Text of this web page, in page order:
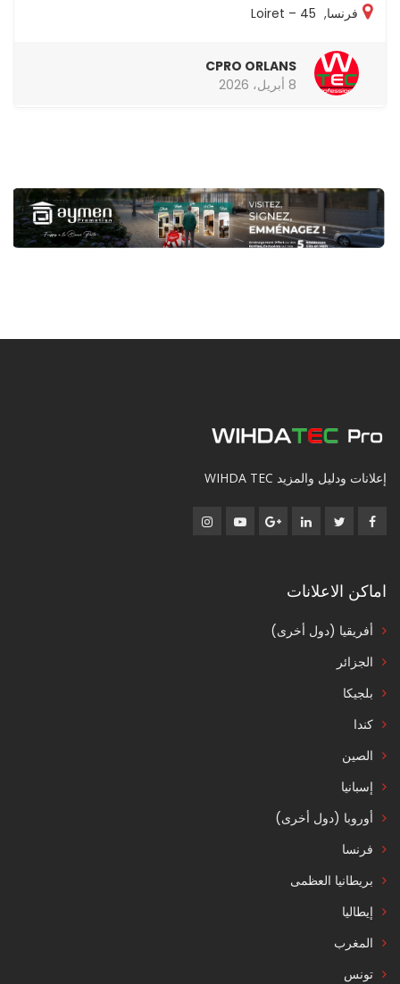
فرنسا,
45 – Loiret
CPRO ORLANS
8 أبريل، 2026
إعلانات ودليل والمزيد WIHDA TEC
اماكن الاعلانات
أفريقيا (دول أخرى)
الجزائر
بلجيكا
كندا
الصين
إسبانيا
أوروبا (دول أخرى)
فرنسا
بريطانيا العظمى
إيطاليا
المغرب
تونس